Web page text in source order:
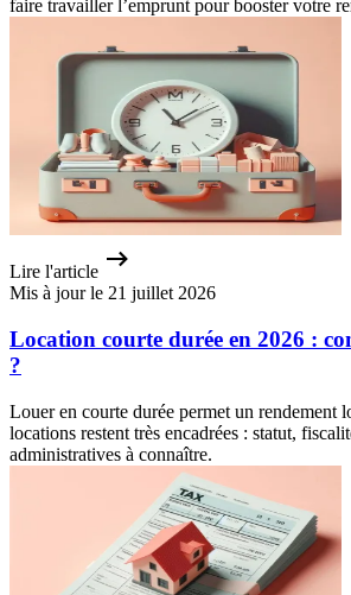
faire travailler l’emprunt pour booster votre
Lire l'article
Mis à jour le 21 juillet 2026
Location courte durée en 2026 :
?
Louer en courte durée permet un rendement
locations restent très encadrées : statut,
administratives à connaître.